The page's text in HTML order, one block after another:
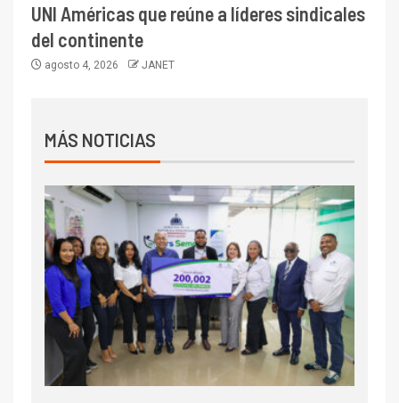
UNI Américas que reúne a líderes sindicales
del continente
agosto 4, 2026 JANET
MÁS NOTICIAS